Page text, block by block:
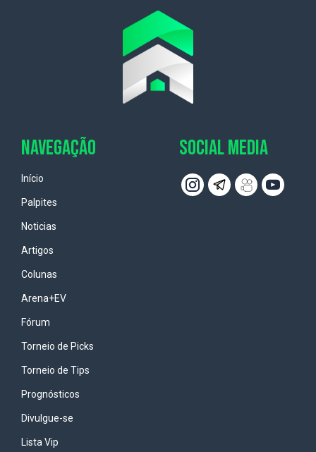
NAVEGAÇÃO
Início
Palpites
Noticias
Artigos
Colunas
Arena+EV
Fórum
Torneio de Picks
Torneio de Tips
Prognósticos
Divulgue-se
Lista Vip
SOCIAL MEDIA